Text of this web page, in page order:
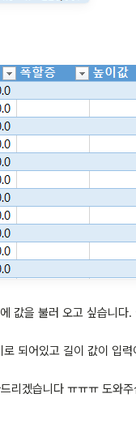
값을 불러 오고 싶습니다
되어있고 길이 값이 입
리겠습니다 ㅠㅠㅠ 도와